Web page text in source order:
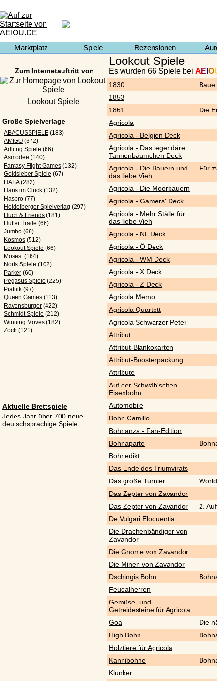
Marktplatz Spiele Rezensionen
Zum Internetauftritt von
Lookout Spiele
Große Spielverlage
ABACUSSPIELE (183)
AMIGO (372)
Adlung Spiele (66)
Asmodee (140)
Fantasy Flight Games (132)
Goldsieber Spiele (67)
HABA (282)
Hans im Glück (132)
Hasbro (77)
Heidelberger Spielverlag (297)
Huch & Friends (181)
Hutter Trade (66)
Jumbo (69)
Kosmos (512)
Lookout Spiele (66)
Moses. (164)
Noris Spiele (102)
Parker (60)
Pegasus Spiele (225)
Piatnik (97)
Queen Games (113)
Ravensburger (422)
Schmidt Spiele (212)
Winning Moves (182)
Zoch (121)
Aktuelle Brettspiele
Jedes Jahr über 700 neue
deutschsprachige Spiele
Lookout Spiele
Es wurden 66 Spiele bei A E O
1830
1853
1861
Die
Agricola
Agricola - Belgien Deck
Agricola - Das legendäre
Tannenbäumchen Deck
Agricola - Die Bauern und
das liebe Vieh
Für
Agricola - Die Moorbauern
Agricola - Gamers' Deck
Agricola - Mehr Ställe für
das liebe Vieh
Agricola - NL Deck
Agricola - Ö Deck
Agricola - WM Deck
Agricola - X Deck
Agricola - Z Deck
Agricola Memo
Agricola Quartett
Agricola Schwarzer Peter
Attribut
Attribut-Blankokarten
Attribut-Boosterpackung
Attribute
Auf der Schwäb'schen
Eisenbohn
Automobile
Bohn Camillo
Bohnanza - Fan-Edition
Bohnaparte
Bohnedikt
Das Ende des Triumvirats
Das große Turnier
Das Zepter von Zavandor
Das Zepter von Zavandor
2.
De Vulgari Eloquentia
Die Drachenbändiger von
Zavandor
Die Gnome von Zavandor
Die Minen von Zavandor
Dschingis Bohn
Feudalherren
Gemüse- und
Getreidesteine für Agricola
Goa
Die
High Bohn
Holztiere für Agricola
Kannibohne
Klunker